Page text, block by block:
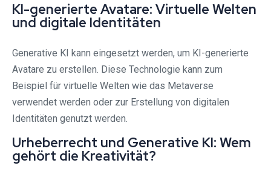
KI-generierte Avatare: Virtuelle Welten
und digitale Identitäten
Generative KI kann eingesetzt werden, um KI-generierte
Avatare zu erstellen. Diese Technologie kann zum
Beispiel für virtuelle Welten wie das Metaverse
verwendet werden oder zur Erstellung von digitalen
Identitäten genutzt werden.
Urheberrecht und Generative KI: Wem
gehört die Kreativität?